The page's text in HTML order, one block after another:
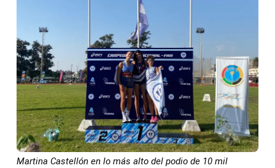
Martina Castellón en lo más alto del podio de 10 mil